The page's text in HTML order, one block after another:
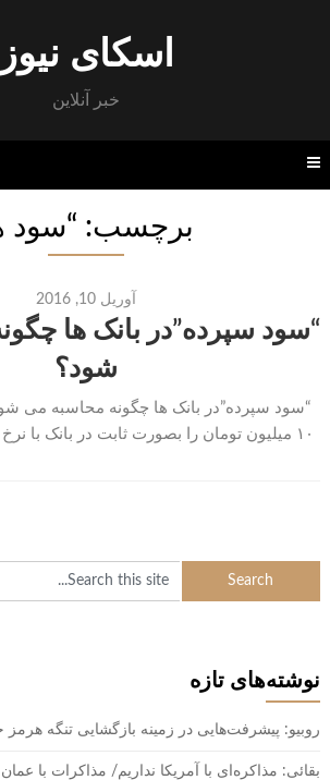
اسکای نیوز
خبر آنلاین
برچسب: “سود
آوریل 10, 2016
“سود سپرده”در بانک ها
شود؟
“سود سپرده”در بانک ها چگونه محاسبه می
۱۰ میلیون تومان را بصورت ثابت در بانک با نرخ ۱۸ درصد نگه داریم...
نوشته‌های تازه
روبیو: پیشرفت‌هایی در زمینه بازگشایی تنگه
بقائی: مذاکره‌ای با آمریکا نداریم/ مذاکرات با